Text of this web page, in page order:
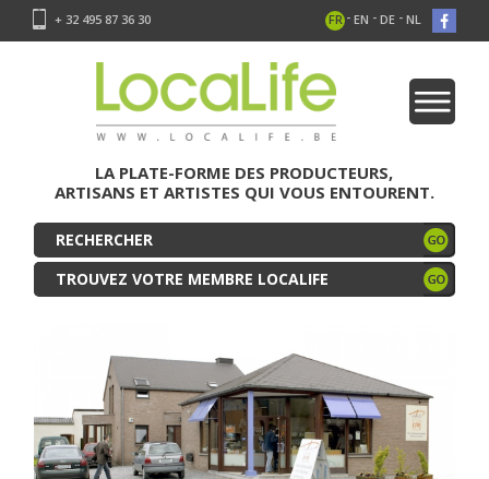
+ 32 495 87 36 30 FR - EN - DE - NL
LA PLATE-FORME DES PRODUCTEURS,
ARTISANS ET ARTISTES QUI VOUS ENTOURENT.
TROUVEZ VOTRE MEMBRE LOCALIFE